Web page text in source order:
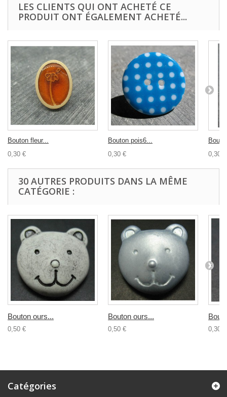
LES CLIENTS QUI ONT ACHETÉ CE
PRODUIT ONT ÉGALEMENT ACHETÉ...
Bouton fleur...
0,30 €
Bouton pois6...
0,30 €
0,30 €
30 AUTRES PRODUITS DANS LA MÊME
CATÉGORIE :
Bouton ours...
0,50 €
Bouton ours...
0,50 € 0,30 €
Catégories